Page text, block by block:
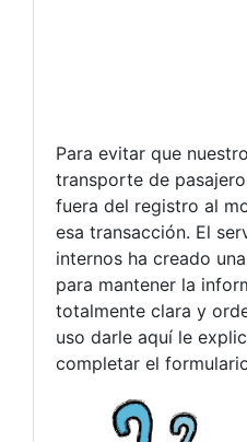
Para evitar que
transporte de
fuera del registro al
esa transacción. El
internos ha creado
para mantener la
totalmente clara y
uso darle aquí le
completar el